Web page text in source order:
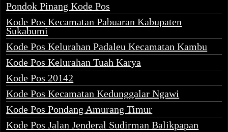
Pondok Pinang Kode Pos
Kode Pos Kecamatan Pabuaran Kabupaten
Sukabumi
Kode Pos Kelurahan Padaleu Kecamatan Kambu
Kode Pos Kelurahan Tuah Karya
Kode Pos 20142
Kode Pos Kecamatan Kedunggalar Ngawi
Kode Pos Pondang Amurang Timur
Kode Pos Jalan Jenderal Sudirman Balikpapan